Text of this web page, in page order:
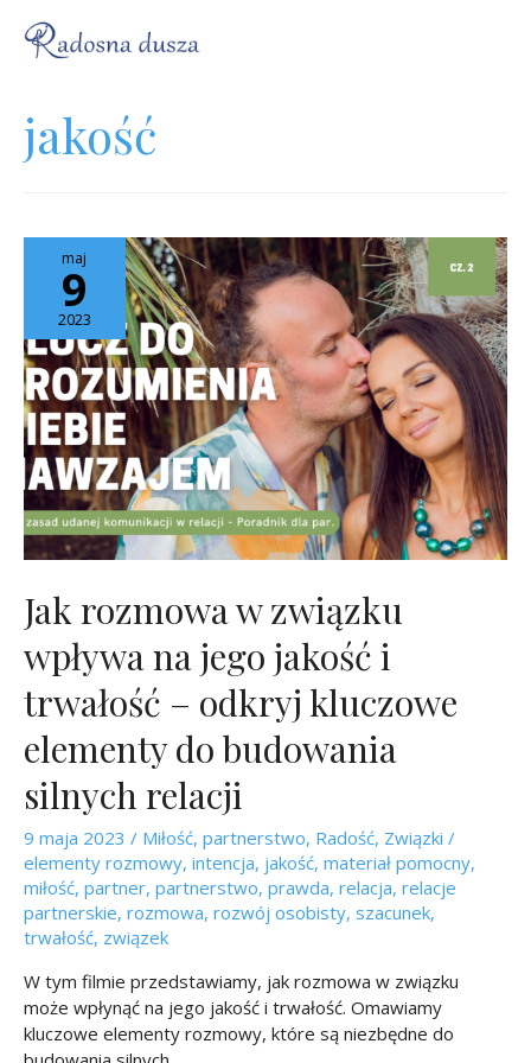
jakość
maj
9
2023
Jak rozmowa w związku
wpływa na jego jakość i
trwałość – odkryj kluczowe
elementy do budowania
silnych relacji
9 maja 2023 / Miłość, partnerstwo, Radość, Związki /
elementy rozmowy, intencja, jakość, materiał pomocny,
miłość, partner, partnerstwo, prawda, relacja, relacje
partnerskie, rozmowa, rozwój osobisty, szacunek,
trwałość, związek
W tym filmie przedstawiamy, jak rozmowa w związku
może wpłynąć na jego jakość i trwałość. Omawiamy
kluczowe elementy rozmowy, które są niezbędne do